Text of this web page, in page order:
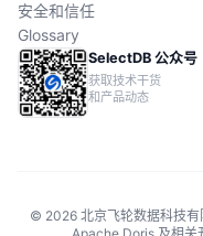
安全和信任
Glossary
SelectDB 公众号
获取技术干货
和产品动态
© 2026 北京飞轮数据科技有